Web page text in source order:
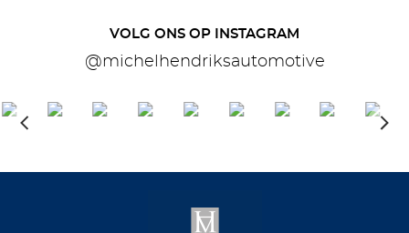
VOLG ONS OP INSTAGRAM
@michelhendriksautomotive